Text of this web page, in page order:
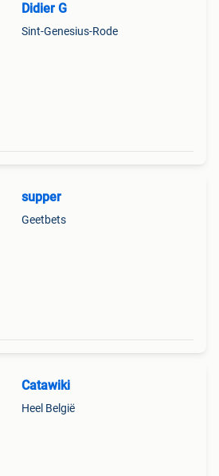
Didier G
Sint-Genesius-Rode
supper
Geetbets
Catawiki
Heel België